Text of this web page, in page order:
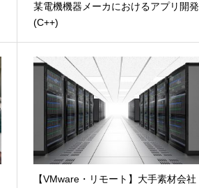
某電機機器メーカにおけるアプリ開発
(C++)
【VMware・リモート】大手素材会社